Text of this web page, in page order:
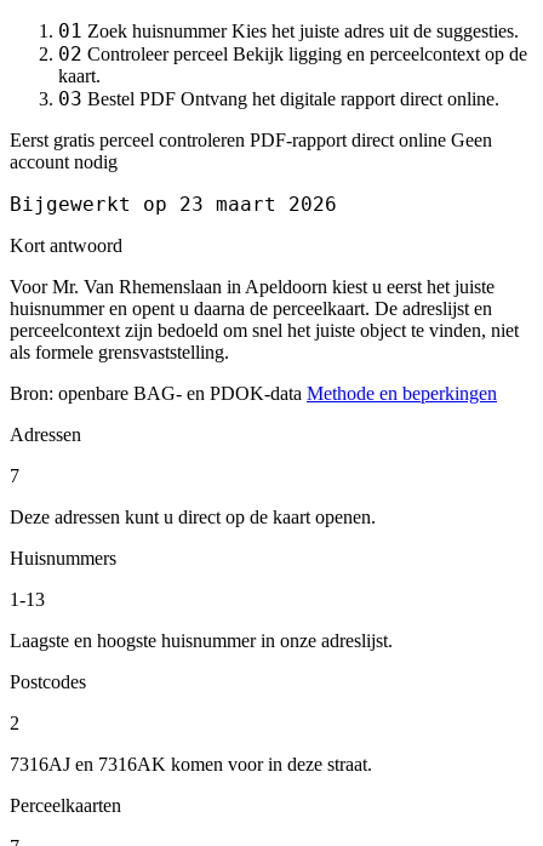
01 Zoek huisnummer Kies het juiste adres uit de suggesties.
02 Controleer perceel Bekijk ligging en perceelcontext op de
kaart.
03 Bestel PDF Ontvang het digitale rapport direct online.
Eerst gratis perceel controleren PDF-rapport direct online Geen
account nodig
Bijgewerkt op 23 maart 2026
Kort antwoord
Voor Mr. Van Rhemenslaan in Apeldoorn kiest u eerst het juiste
huisnummer en opent u daarna de perceelkaart. De adreslijst en
perceelcontext zijn bedoeld om snel het juiste object te vinden, niet
als formele grensvaststelling.
Bron: openbare BAG- en PDOK-data Methode en beperkingen
Adressen
7
Deze adressen kunt u direct op de kaart openen.
Huisnummers
1-13
Laagste en hoogste huisnummer in onze adreslijst.
Postcodes
2
7316AJ en 7316AK komen voor in deze straat.
Perceelkaarten